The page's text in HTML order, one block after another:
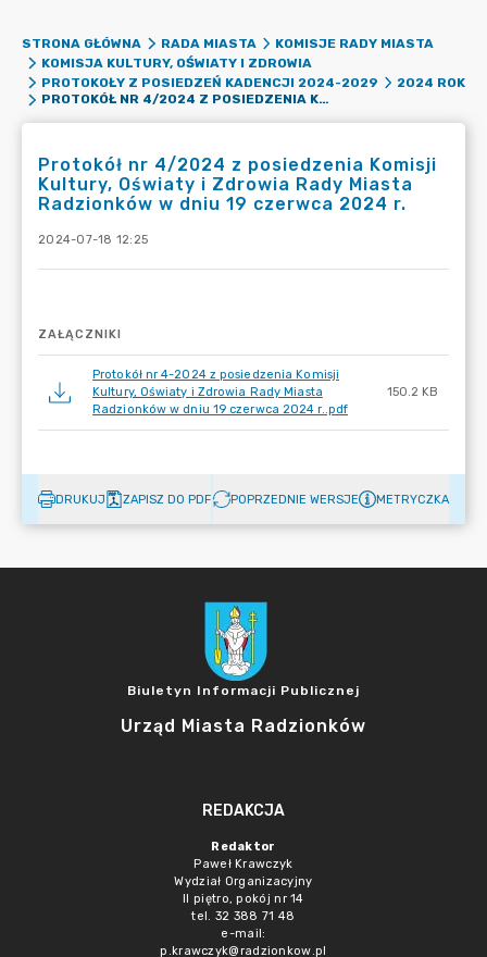
STRONA GŁÓWNA RADA MIASTA
KOMISJE RADY MIASTA
KOMISJA KULTURY, OŚWIATY I ZDROWIA
PROTOKOŁY Z POSIEDZEŃ KADENCJI 2024-2029
2024 ROK
PROTOKÓŁ NR 4/2024 Z POSIEDZENIA KOMISJI KULTURY, OŚWIATY I ZDROWIA RADY MIASTA RADZIONKÓW W DNIU 19 CZERWCA 2024 R.
Protokół nr 4/2024 z posiedzenia Komisji
Kultury, Oświaty i Zdrowia Rady Miasta
Radzionków w dniu 19 czerwca 2024 r.
2024-07-18 12:25
ZAŁĄCZNIKI
Protokół nr 4-2024 z posiedzenia Komisji
Kultury, Oświaty i Zdrowia Rady Miasta
Radzionków w dniu 19 czerwca 2024 r..pdf
150.2 KB
DRUKUJ ZAPISZ DO PDF POPRZEDNIE WERSJE METRYCZKA
Biuletyn Informacji Publicznej
Urząd Miasta Radzionków
REDAKCJA
Redaktor
Paweł Krawczyk
Wydział Organizacyjny
II piętro, pokój nr 14
tel. 32 388 71 48
e-mail:
p.krawczyk@radzionkow.pl